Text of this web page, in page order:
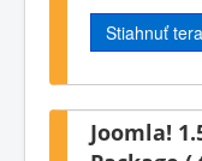
Stiahnuť
Joomla!